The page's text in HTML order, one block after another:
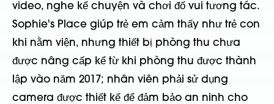
video, nghe kể chuyện và chơi đố vui tương tác.
Sophie's Place giúp trẻ em cảm thấy như trẻ con
khi nằm viện, nhưng thiết bị phòng thu chưa
được nâng cấp kể từ khi phòng thu được thành
lập vào năm 2017; nhân viên phải sử dụng
camera được thiết kế để đảm bảo an ninh cho